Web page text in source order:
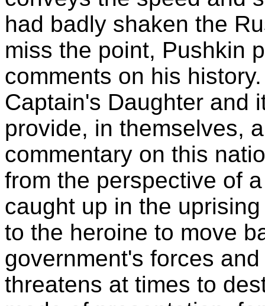
had badly shaken the
miss the point, Pushkin
comments on his
Captain's Daughter and
provide, in themselves,
commentary on this
from the perspective of
caught up in the
to the heroine to move
government's forces
threatens at times to